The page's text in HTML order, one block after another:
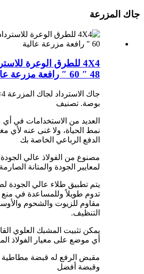
جاك المزرعة
48 ″ 60 ″ رافعة مزرعة عالية
بوصة. تصنيف
العديد من الاستخدامات في
نمط الحياة، ولا غنى عنه لأي
الدفع الرباعي الخاصة بك
مصنوع من الفولاذ عالي
لمعايير الجودة والمتانة الصارمة
يتم تطبيق طلاء عالي الجودة
تدوم طويلاً وللمساعدة في منع
مقاوم للزيوت والشحوم
التنظيف.
يمكن تثبيت المشبك العلوي
أي موضع على معيار الفولاذ
مقبض الرفع له قبضة مطاطية
وقبضة أفضل